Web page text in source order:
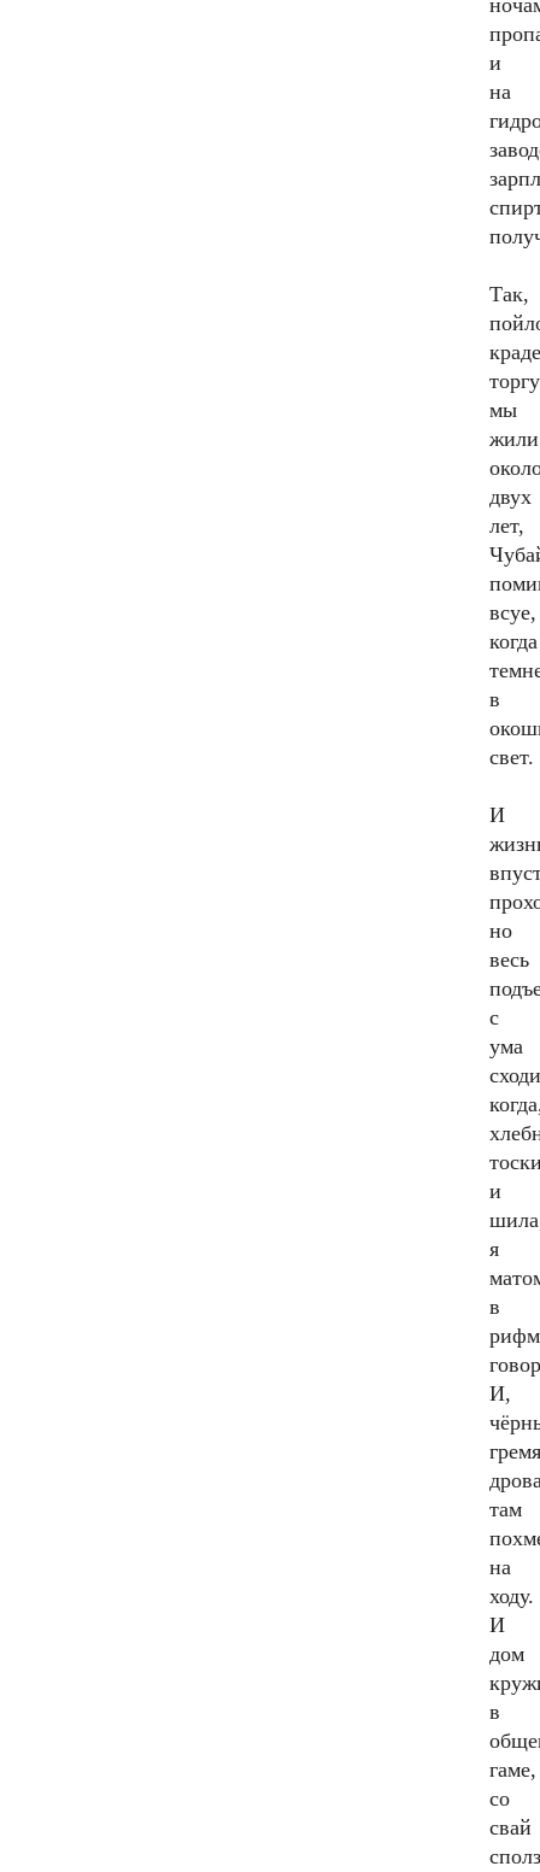
и
на
Так,
мы
жили
двух
лет,
всуе,
когда
в
свет.
И
но
весь
с
ума
и
я
в
И,
там
на
ходу.
И
дом
в
гаме,
со
свай